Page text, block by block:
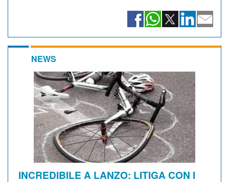
NEWS
INCREDIBILE A LANZO: LITIGA CON I